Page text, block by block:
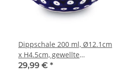
Dippschale 200 ml, Ø12.1cm
x H4.5cm, gewellte
Randform im Dekor 42
29,99 € *